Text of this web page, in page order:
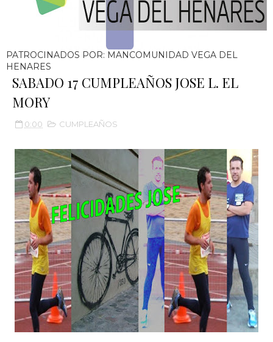
PATROCINADOS POR: MANCOMUNIDAD VEGA DEL
HENARES
SABADO 17 CUMPLEAÑOS JOSE L. EL
MORY
0:00 CUMPLEAÑOS